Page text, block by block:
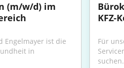
(m/w/d) im
Engelmayer ist die
in
KFZ-
Für